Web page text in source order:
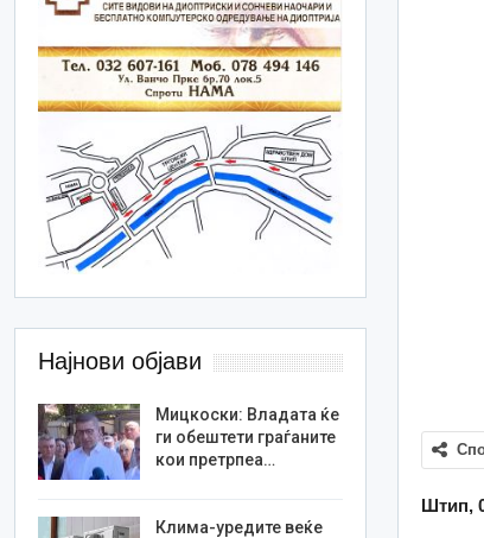
Штип,
Најнови објави
Мицкоски: Владата ќе
ги обештети граѓаните
кои претрпеа…
Клима-уредите веќе